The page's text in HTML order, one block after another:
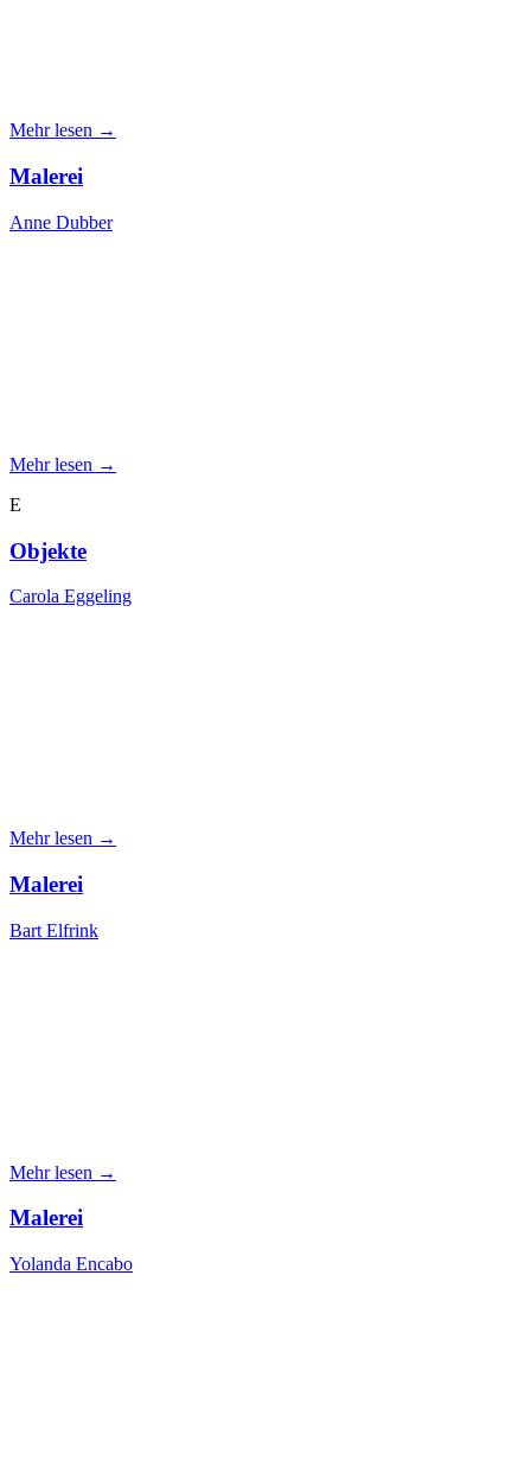
Mehr lesen →
Malerei
Anne Dubber
Mehr lesen →
E
Objekte
Carola Eggeling
Mehr lesen →
Malerei
Bart Elfrink
Mehr lesen →
Malerei
Yolanda Encabo